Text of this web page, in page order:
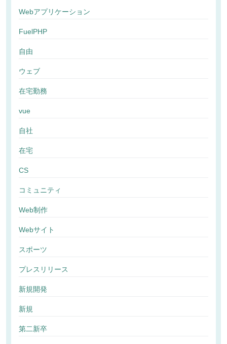
Webアプリケーション
FuelPHP
自由
ウェブ
在宅勤務
vue
自社
在宅
CS
コミュニティ
Web制作
Webサイト
スポーツ
プレスリリース
新規開発
新規
第二新卒